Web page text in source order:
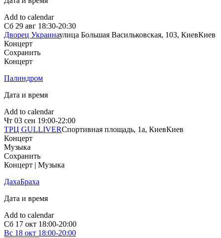
Add to calendar
Сб 29 авг 18:30-20:30
Дворец Украинаулица Большая Васильковская, 103, КиевКиев
Концерт
Сохранить
Концерт
Палиндром
Дата и время
Add to calendar
Чт 03 сен 19:00-22:00
ТРЦ GULLIVERСпортивная площадь, 1a, КиевКиев
Концерт
Музыка
Сохранить
Концерт | Музыка
ДахаБраха
Дата и время
Add to calendar
Сб 17 окт 18:00-20:00
Вс 18 окт 18:00-20:00